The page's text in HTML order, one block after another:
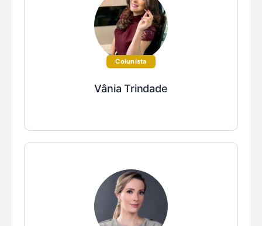
Colunista
Vânia Trindade